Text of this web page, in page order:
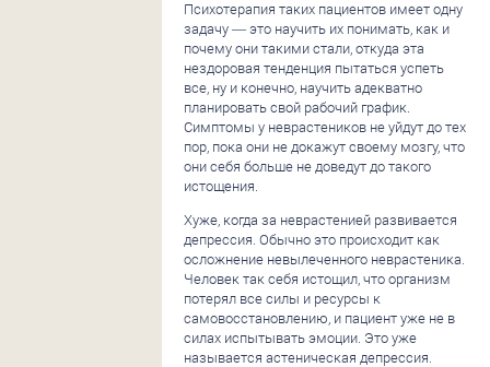
Психотерапия таких пациентов имеет одну
задачу — это научить их понимать, как и
почему они такими стали, откуда эта
нездоровая тенденция пытаться успеть
все, ну и конечно, научить адекватно
планировать свой рабочий график.
Симптомы у неврастеников не уйдут до тех
пор, пока они не докажут своему мозгу, что
они себя больше не доведут до такого
истощения.
Хуже, когда за неврастенией развивается
депрессия. Обычно это происходит как
осложнение невылеченного неврастеника.
Человек так себя истощил, что организм
потерял все силы и ресурсы к
самовосстановлению, и пациент уже не в
силах испытывать эмоции. Это уже
называется астеническая депрессия.